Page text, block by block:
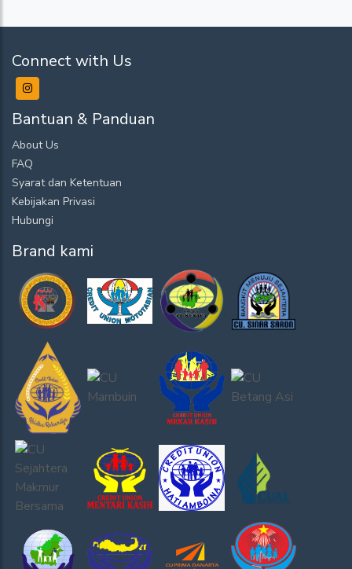
Connect with Us
Bantuan & Panduan
About Us
FAQ
Syarat dan Ketentuan
Kebijakan Privasi
Hubungi
Brand kami